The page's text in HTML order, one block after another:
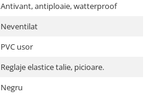
Antivant, antiploaie, watterproof
Neventilat
PVC usor
Reglaje elastice talie, picioare.
Negru